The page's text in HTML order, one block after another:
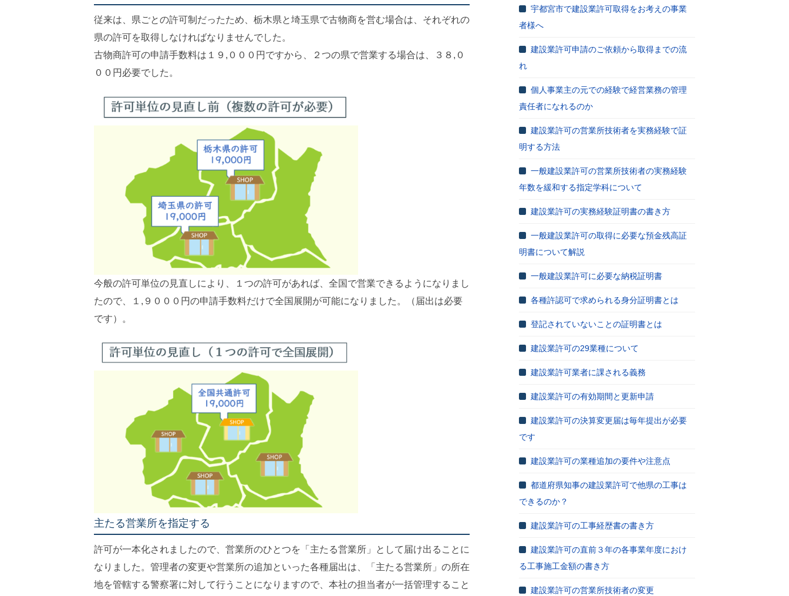
従来は、県ごとの許可制だったため、栃木県と埼玉県で古物商を営む場合は、それぞれの
県の許可を取得しなければなりませんでした。
古物商許可の申請手数料は１９,０００円ですから、２つの県で営業する場合は、３８,０
００円必要でした。
今般の許可単位の見直しにより、１つの許可があれば、全国で営業できるようになりまし
たので、１,９０００円の申請手数料だけで全国展開が可能になりました。（届出は必要
です）。
主たる営業所を指定する
許可が一本化されましたので、営業所のひとつを「主たる営業所」として届け出ることに
なりました。管理者の変更や営業所の追加といった各種届出は、「主たる営業所」の所在
地を管轄する警察署に対して行うことになりますので、本社の担当者が一括管理すること
宇都宮市で建設業許可取得をお考えの事業
者様へ
建設業許可申請のご依頼から取得までの流
れ
個人事業主の元での経験で経営業務の管理
責任者になれるのか
建設業許可の営業所技術者を実務経験で証
明する方法
一般建設業許可の営業所技術者の実務経験
年数を緩和する指定学科について
建設業許可の実務経験証明書の書き方
一般建設業許可の取得に必要な預金残高証
明書について解説
一般建設業許可に必要な納税証明書
各種許認可で求められる身分証明書とは
登記されていないことの証明書とは
建設業許可の29業種について
建設業許可業者に課される義務
建設業許可の有効期間と更新申請
建設業許可の決算変更届は毎年提出が必要
です
建設業許可の業種追加の要件や注意点
都道府県知事の建設業許可で他県の工事は
できるのか？
建設業許可の工事経歴書の書き方
建設業許可の直前３年の各事業年度におけ
る工事施工金額の書き方
建設業許可の営業所技術者の変更